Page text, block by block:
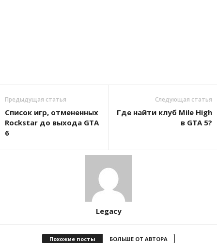
Предыдущая статья
Список игр, отмененных
Rockstar до выхода GTA
6
Следующая статья
Где найти клуб Mile High
в GTA 5?
Legacy
Похожие посты БОЛЬШЕ ОТ АВТОРА